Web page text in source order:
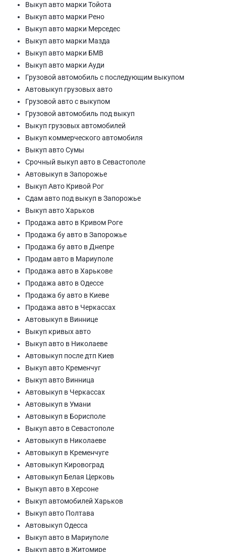
Выкуп авто марки Тойота
Выкуп авто марки Рено
Выкуп авто марки Мерседес
Выкуп авто марки Мазда
Выкуп авто марки БМВ
Выкуп авто марки Ауди
Грузовой автомобиль с последующим выкупом
Автовыкуп грузовых авто
Грузовой авто с выкупом
Грузовой автомобиль под выкуп
Выкуп грузовых автомобилей
Выкуп коммерческого автомобиля
Выкуп авто Сумы
Срочный выкуп авто в Севастополе
Автовыкуп в Запорожье
Выкуп Авто Кривой Рог
Сдам авто под выкуп в Запорожье
Выкуп авто Харьков
Продажа авто в Кривом Роге
Продажа бу авто в Запорожье
Продажа бу авто в Днепре
Продам авто в Мариуполе
Продажа авто в Харькове
Продажа авто в Одессе
Продажа бу авто в Киеве
Продажа авто в Черкассах
Автовыкуп в Виннице
Выкуп кривых авто
Выкуп авто в Николаеве
Автовыкуп после дтп Киев
Выкуп авто Кременчуг
Выкуп авто Винница
Автовыкуп в Черкассах
Автовыкуп в Умани
Автовыкуп в Борисполе
Выкуп авто в Севастополе
Автовыкуп в Николаеве
Автовыкуп в Кременчуге
Автовыкуп Кировоград
Автовыкуп Белая Церковь
Выкуп авто в Херсоне
Выкуп автомобилей Харьков
Выкуп авто Полтава
Автовыкуп Одесса
Выкуп авто в Мариуполе
Выкуп авто в Житомире